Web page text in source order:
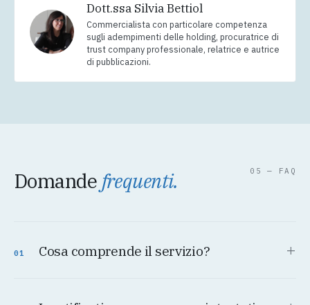
Dott.ssa Silvia Bettiol
Commercialista con particolare competenza
sugli adempimenti delle holding, procuratrice di
trust company professionale, relatrice e autrice
di pubblicazioni.
Domande frequenti. 05 — FAQ
01 Cosa comprende il servizio? +
standard di sicurezza dell'Agenzia delle Entrate